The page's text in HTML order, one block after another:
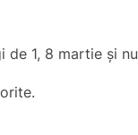
1, 8 martie și